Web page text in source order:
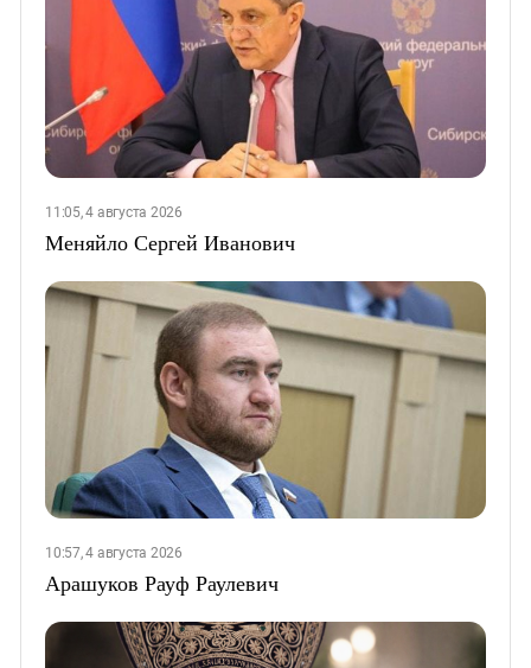
11:05, 4 августа 2026
Меняйло Сергей Иванович
10:57, 4 августа 2026
Арашуков Рауф Раулевич